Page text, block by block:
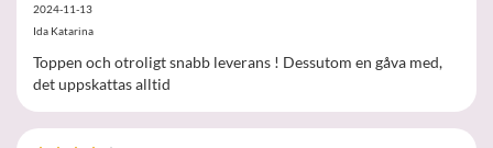
2024-11-13
Ida Katarina
Toppen och otroligt snabb leverans ! Dessutom en gåva med,
det uppskattas alltid